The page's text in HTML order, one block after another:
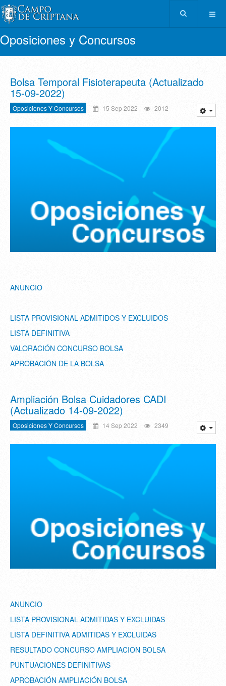
Oposiciones y Concursos
Bolsa Temporal Fisioterapeuta (Actualizado
15-09-2022)
Oposiciones Y Concursos 15 Sep 2022 2012
ANUNCIO
LISTA PROVISIONAL ADMITIDOS Y EXCLUIDOS
LISTA DEFINITIVA
VALORACIÓN CONCURSO BOLSA
APROBACIÓN DE LA BOLSA
Ampliación Bolsa Cuidadores CADI
(Actualizado 14-09-2022)
Oposiciones Y Concursos 14 Sep 2022 2349
ANUNCIO
LISTA PROVISIONAL ADMITIDAS Y EXCLUIDAS
LISTA DEFINITIVA ADMITIDAS Y EXCLUIDAS
RESULTADO CONCURSO AMPLIACION BOLSA
PUNTUACIONES DEFINITIVAS
APROBACIÓN AMPLIACIÓN BOLSA